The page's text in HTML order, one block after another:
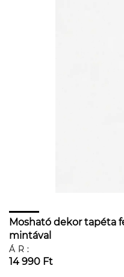
Mosható dekor tapéta
mintával
ÁR:
14 990 Ft